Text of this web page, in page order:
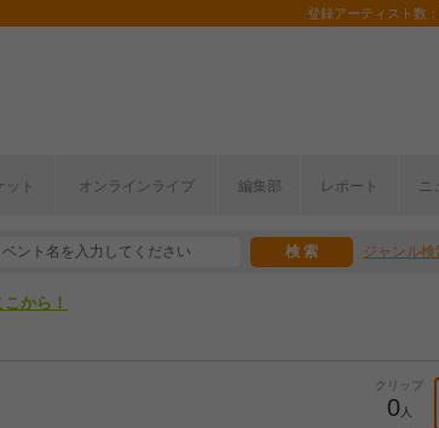
登録アーティスト数
ット オンラインライブ 編集部 レポート ニ
ジャンル検
半期編発表！
から！
クリップ
0人